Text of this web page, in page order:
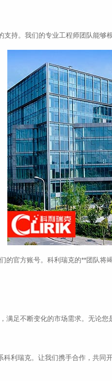
持。我们的专业工程师团队能
的官方账号。科利瑞克的**团队将
满足不断变化的市场需求。无论
利瑞克。让我们携手合作，共同